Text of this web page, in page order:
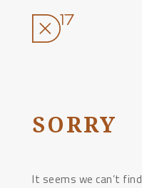
tartalomhoz
SORRY
It seems we can’t